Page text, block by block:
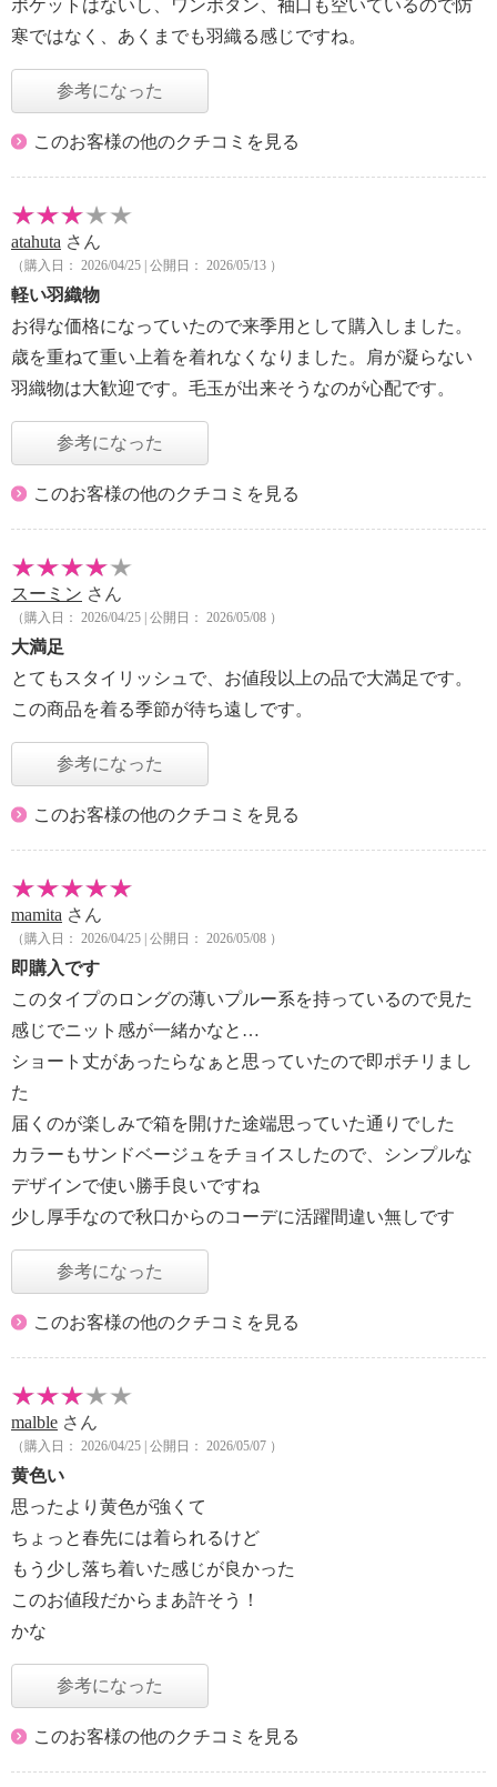
ポケットはないし、ワンボタン、袖口も空いているので防
寒ではなく、あくまでも羽織る感じですね。
参考になった
このお客様の他のクチコミを見る
atahuta さん
（購入日： 2026/04/25 | 公開日： 2026/05/13 ）
軽い羽織物
お得な価格になっていたので来季用として購入しました。
歳を重ねて重い上着を着れなくなりました。肩が凝らない
羽織物は大歓迎です。毛玉が出来そうなのが心配です。
参考になった
このお客様の他のクチコミを見る
スーミン さん
（購入日： 2026/04/25 | 公開日： 2026/05/08 ）
大満足
とてもスタイリッシュで、お値段以上の品で大満足です。
この商品を着る季節が待ち遠しです。
参考になった
このお客様の他のクチコミを見る
mamita さん
（購入日： 2026/04/25 | 公開日： 2026/05/08 ）
即購入です
このタイプのロングの薄いプルー系を持っているので見た
感じでニット感が一緒かなと…
ショート丈があったらなぁと思っていたので即ポチリまし
た
届くのが楽しみで箱を開けた途端思っていた通りでした
カラーもサンドベージュをチョイスしたので、シンプルな
デザインで使い勝手良いですね
少し厚手なので秋口からのコーデに活躍間違い無しです
参考になった
このお客様の他のクチコミを見る
malble さん
（購入日： 2026/04/25 | 公開日： 2026/05/07 ）
黄色い
思ったより黄色が強くて
ちょっと春先には着られるけど
もう少し落ち着いた感じが良かった
このお値段だからまあ許そう！
かな
参考になった
このお客様の他のクチコミを見る